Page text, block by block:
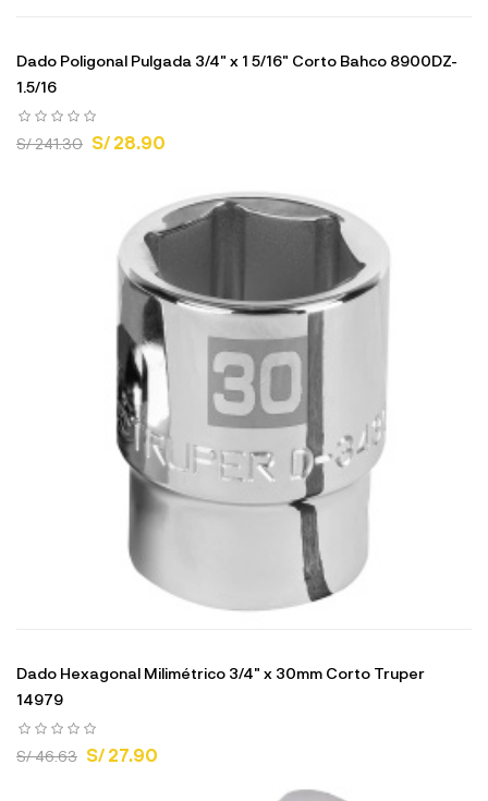
Dado Poligonal Pulgada 3/4" x 1 5/16" Corto Bahco 8900DZ-
1.5/16
S/ 241.30 S/ 28.90
Dado Hexagonal Milimétrico 3/4" x 30mm Corto Truper
14979
S/ 46.63 S/ 27.90